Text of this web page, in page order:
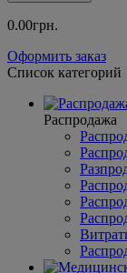
0.00грн.
Оформить заказ
Список категорий
Распродажа